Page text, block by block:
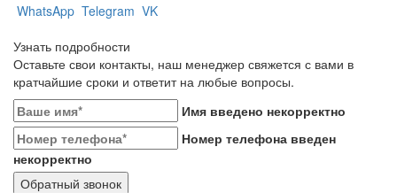
WhatsApp Telegram VK
Узнать подробности
Оставьте свои контакты, наш менеджер свяжется с вами в
кратчайшие сроки и ответит на любые вопросы.
Имя введено некорректно
Номер телефона введен
некорректно
Обратный звонок